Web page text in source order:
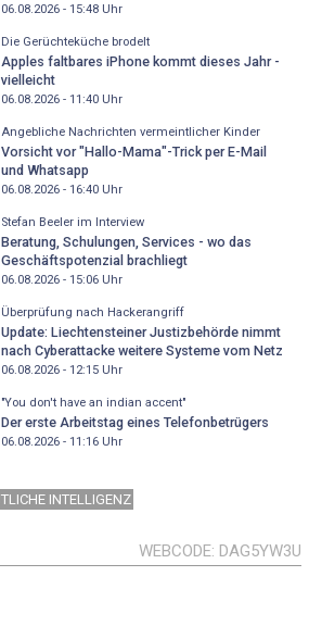
06.08.2026 - 15:48Uhr
Die Gerüchteküche brodelt
Apples faltbares iPhone kommt dieses Jahr -
vielleicht
06.08.2026 - 11:40Uhr
Angebliche Nachrichten vermeintlicher Kinder
Vorsicht vor "Hallo-Mama"-Trick per E-Mail
und Whatsapp
06.08.2026 - 16:40Uhr
Stefan Beeler im Interview
Beratung, Schulungen, Services - wo das
Geschäftspotenzial brachliegt
06.08.2026 - 15:06Uhr
Überprüfung nach Hackerangriff
Update: Liechtensteiner Justizbehörde nimmt
nach Cyberattacke weitere Systeme vom Netz
06.08.2026 - 12:15Uhr
"You don't have an indian accent"
Der erste Arbeitstag eines Telefonbetrügers
06.08.2026 - 11:16Uhr
INTELLIGENZ
WEBCODE DAG5YW3U